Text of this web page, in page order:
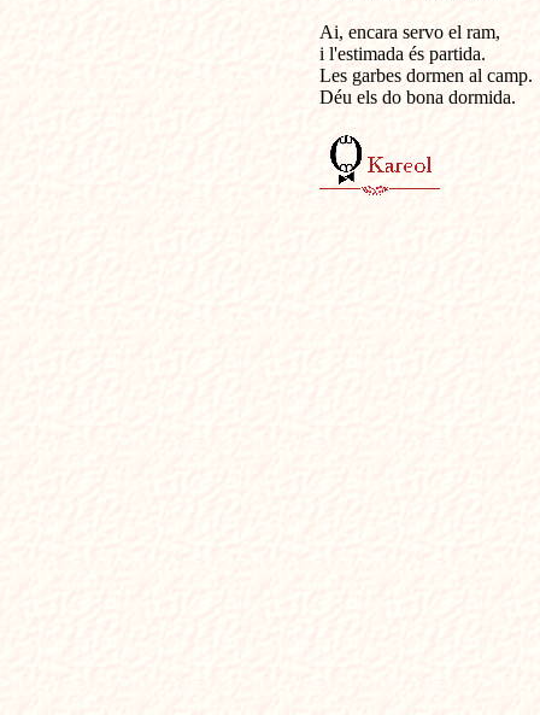
Ai, encara servo el ram,
i l'estimada és partida.
Les garbes dormen al camp.
Déu els do bona dormida.